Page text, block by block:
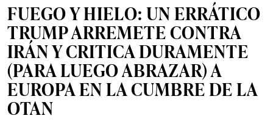
FUEGO Y HIELO: UN ERRÁTICO
TRUMP ARREMETE CONTRA
IRÁN Y CRITICA DURAMENTE
(PARA LUEGO ABRAZAR) A
EUROPA EN LA CUMBRE DE LA
OTAN